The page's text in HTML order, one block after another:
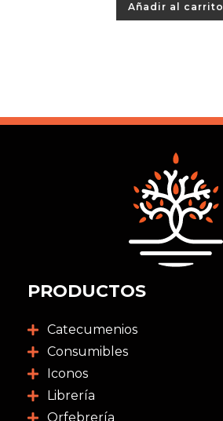
Añadir al carrito
PRODUCTOS
Catecumenios
Consumibles
Iconos
Librería
Orfebrería